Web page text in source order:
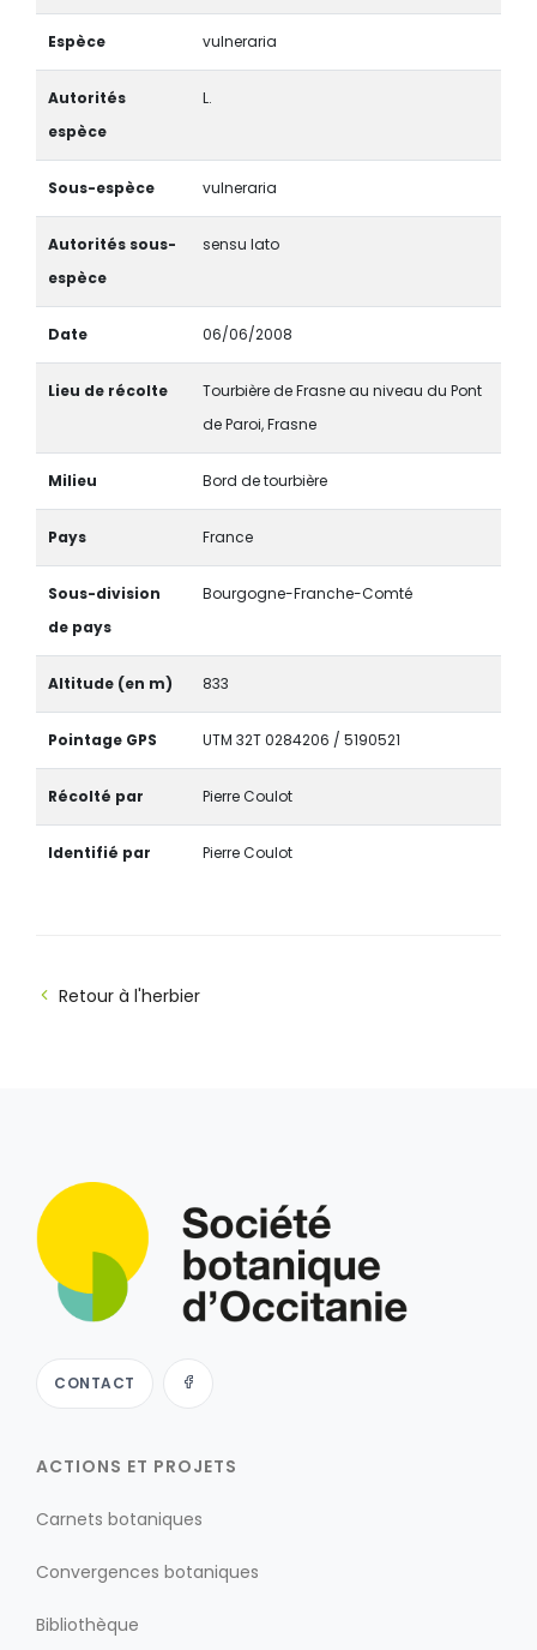
Espèce vulneraria
Autorités
espèce
L.
Sous-espèce vulneraria
Autorités sous-
espèce
sensu lato
Date 06/06/2008
Lieu de récolte
Tourbière de Frasne au niveau du Pont
de Paroi, Frasne
Milieu Bord de tourbière
Pays France
Sous-division
de pays
Bourgogne-Franche-Comté
Altitude (en m) 833
Pointage GPS UTM 32T 0284206 / 5190521
Récolté par Pierre Coulot
Identifié par Pierre Coulot
Retour à l'herbier
CONTACT
ACTIONS ET PROJETS
Carnets botaniques
Convergences botaniques
Bibliothèque